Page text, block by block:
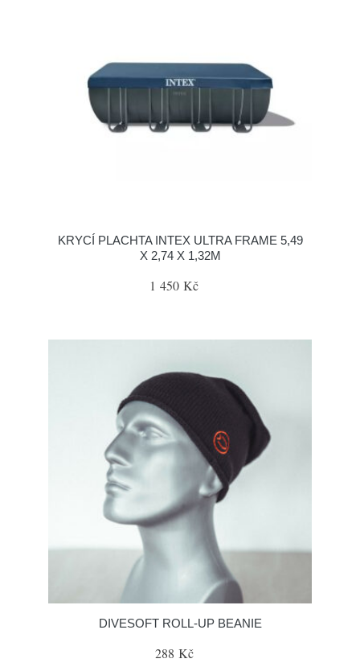
KRYCÍ PLACHTA INTEX ULTRA FRAME 5,49
X 2,74 X 1,32M
1 450 Kč
DIVESOFT ROLL-UP BEANIE
288 Kč